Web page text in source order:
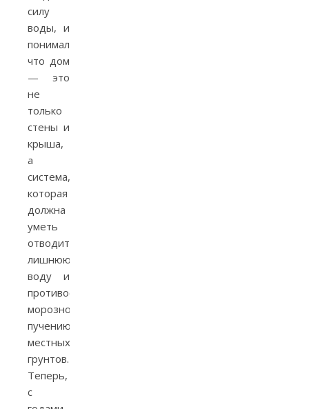
силу
воды, и
понимал,
что дом
— это
не
только
стены и
крыша,
а
система,
которая
должна
уметь
отводить
лишнюю
воду и
противостоять
морозному
пучению
местных
грунтов.
Теперь,
с